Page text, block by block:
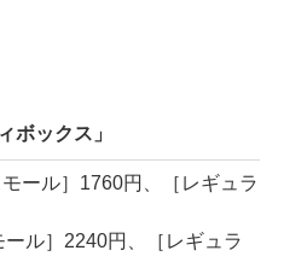
ボックス」
モール］1760円、［レギュラ
ール］2240円、［レギュラ